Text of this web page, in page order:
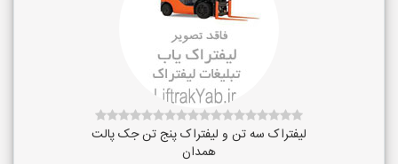
لیفتراک سه تن و لیفتراک پنج تن جک پالت
همدان